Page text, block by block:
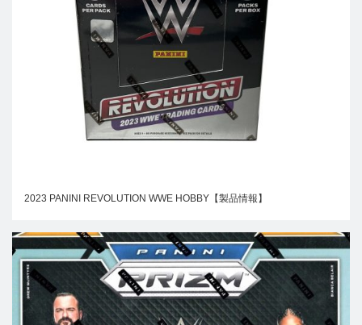
2023 PANINI REVOLUTION WWE HOBBY【製品情報】